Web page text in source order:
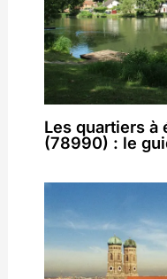
Les quartiers à
(78990) : le